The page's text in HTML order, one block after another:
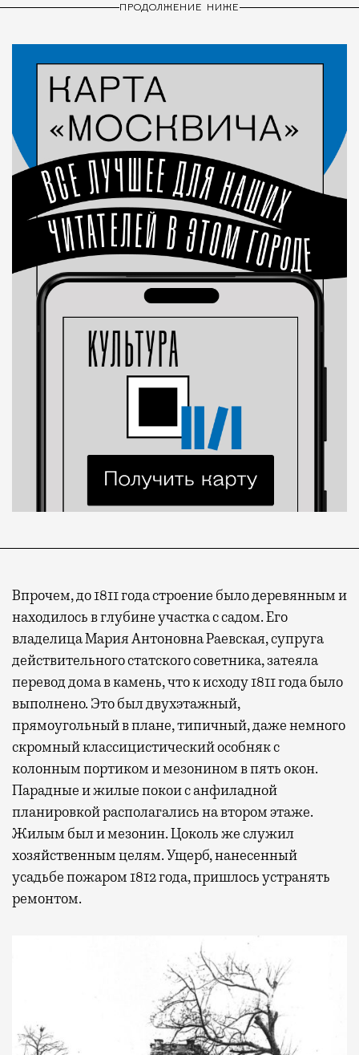
Современный путешественник часто берет
с собой не только чемодан, но и ноутбук.
А ожидание рейса все чаще превращается
не в потерянное время, а в возможность
спокойно закончить дела или спланировать
активности в путешествии, например
забронировать нужные билеты и рестораны.
Бизнес-зал становится местом, где можно
выпить кофе, наблюдая сквозь панорамные
окна за тем, как взлетают и садятся
самолеты. В Москве нет недостатка
в лаунжах. В аэропортах их обычно
несколько — в разных зонах воздушных
ПРОДОЛЖЕНИЕ НИЖЕ
Впрочем, до 1811 года строение было деревянным и
находилось в глубине участка с садом. Его
владелица Мария Антоновна Раевская, супруга
действительного статского советника, затеяла
перевод дома в камень, что к исходу 1811 года было
выполнено. Это был двухэтажный,
прямоугольный в плане, типичный, даже немного
скромный классицистический особняк с
колонным портиком и мезонином в пять окон.
Парадные и жилые покои с анфиладной
планировкой располагались на втором этаже.
Жилым был и мезонин. Цоколь же служил
хозяйственным целям. Ущерб, нанесенный
усадьбе пожаром 1812 года, пришлось устранять
ремонтом.